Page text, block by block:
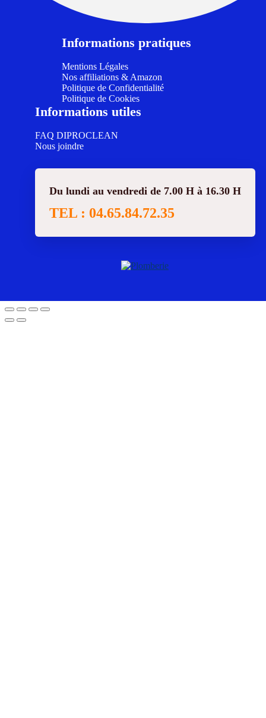
Informations pratiques
Mentions Légales
Nos affiliations & Amazon
Politique de Confidentialité
Politique de Cookies
Informations utiles
FAQ DIPROCLEAN
Nous joindre
Du lundi au vendredi de 7.00 H à 16.30 H
TEL : 04.65.84.72.35